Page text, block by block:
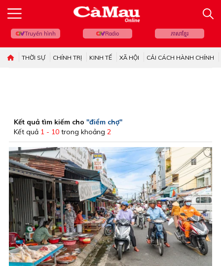
Truyền hình Radio ភាសាខ្មែរ
THỜI SỰ CHÍNH TRỊ KINH TẾ XÃ HỘI CẢI CÁCH HÀNH CHÍNH
Kết quả tìm kiếm cho "điểm chợ"
Kết quả 1 - 10 trong khoảng 2